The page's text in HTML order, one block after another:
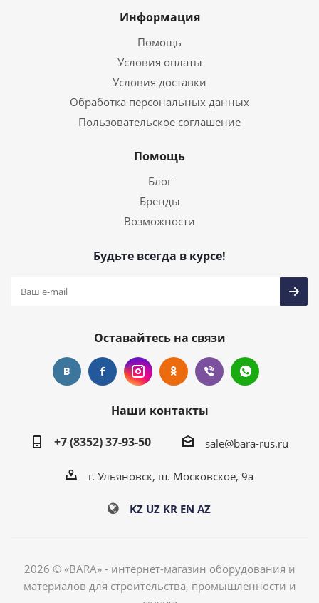
Информация
Помощь
Условия оплаты
Условия доставки
Обработка персональных данных
Пользовательское соглашение
Помощь
Блог
Бренды
Возможности
Будьте всегда в курсе!
Оставайтесь на связи
Наши контакты
+7 (8352) 37-93-50
sale@bara-rus.ru
г. Ульяновск, ш. Московское, 9а
KZ UZ KR EN AZ
2026 © «BARA» - интернет-магазин оборудования и
материалов для строительства, промышленности и